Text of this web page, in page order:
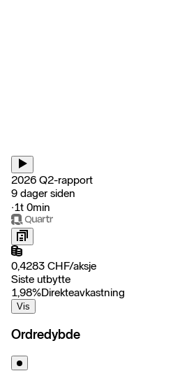
2026 Q2-rapport
9 dager siden
‧1t 0min
0,4283 CHF/aksje
Siste utbytte
1,98%Direkteavkastning
Vis
Ordredybde